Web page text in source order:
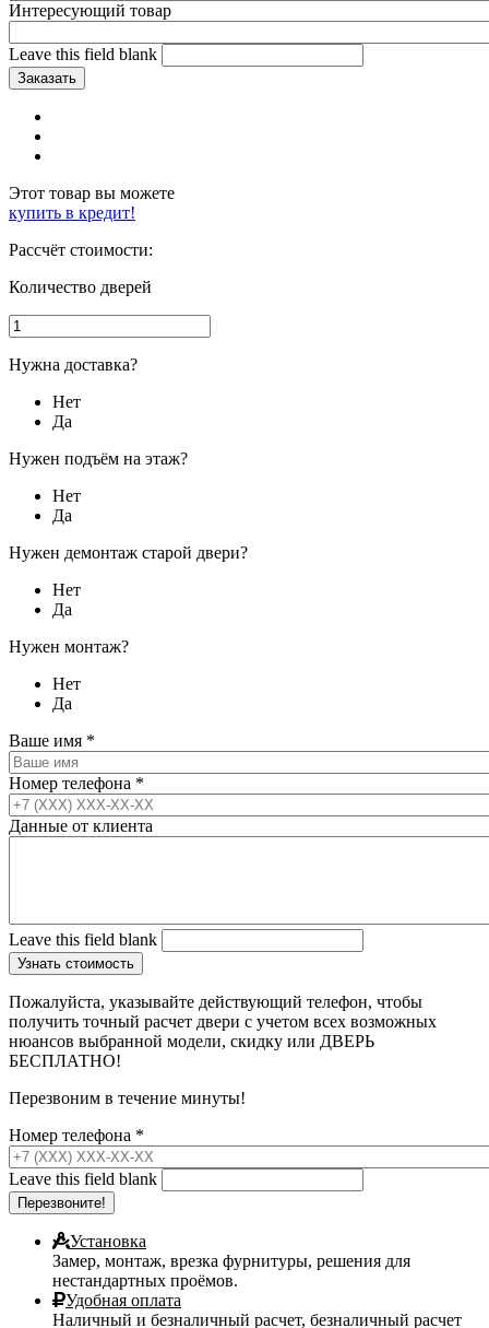
Интересующий товар
Leave this field blank
Этот товар вы можете
купить в кредит!
Рассчёт стоимости:
Количество дверей
Нужна доставка?
Нет
Да
Нужен подъём на этаж?
Нет
Да
Нужен демонтаж старой двери?
Нет
Да
Нужен монтаж?
Нет
Да
Ваше имя *
Номер телефона *
Данные от клиента
Leave this field blank
Пожалуйста, указывайте действующий телефон, чтобы
получить точный расчет двери с учетом всех возможных
нюансов выбранной модели, скидку или ДВЕРЬ
БЕСПЛАТНО!
Перезвоним в течение минуты!
Номер телефона *
Leave this field blank
Установка
Замер, монтаж, врезка фурнитуры, решения для
нестандартных проёмов.
Удобная оплата
Наличный и безналичный расчет, безналичный расчет